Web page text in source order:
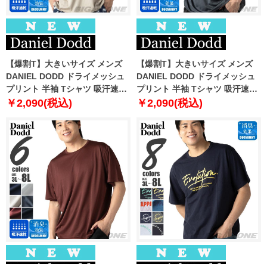
【爆割T】大きいサイズ メンズ
DANIEL DODD ドライメッシュ
プリント 半袖 Tシャツ 吸汗速乾
春夏新作 tjt-2602dry3 【fre】
￥2,090(税込)
【爆割T】大きいサイズ メンズ
DANIEL DODD ドライメッシュ
プリント 半袖 Tシャツ 吸汗速乾
春夏新作 tjt-2602dry4 【fre】
￥2,090(税込)